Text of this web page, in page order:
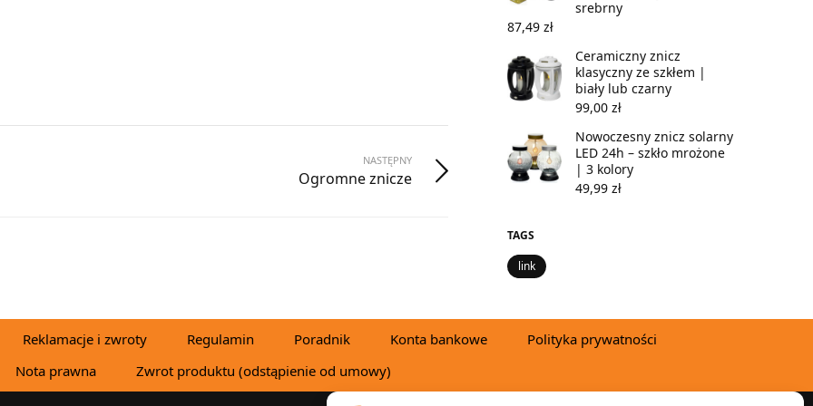
NASTĘPNY
Ogromne znicze
srebrny
87,49 zł
Ceramiczny znicz
klasyczny ze szkłem |
biały lub czarny
99,00 zł
Nowoczesny znicz solarny
LED 24h – szkło mrożone
| 3 kolory
49,99 zł
TAGS
link
Reklamacje i zwroty Regulamin Poradnik Konta bankowe
Polityka prywatności
Nota prawna
Zwrot produktu (odstąpienie od umowy)